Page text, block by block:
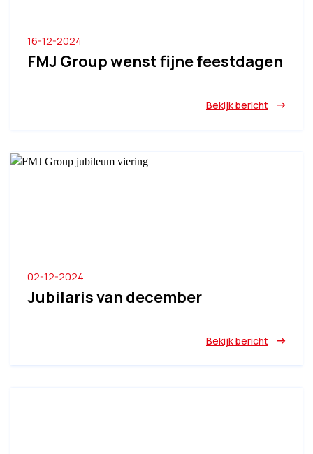
16-12-2024
FMJ Group wenst fijne feestdagen
Bekijk bericht
02-12-2024
Jubilaris van december
Bekijk bericht